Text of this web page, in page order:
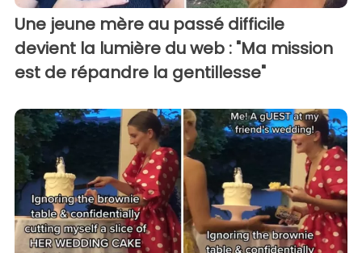
Une jeune mère au passé difficile
devient la lumière du web : "Ma mission
est de répandre la gentillesse"